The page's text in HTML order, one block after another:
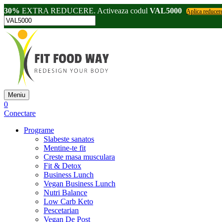
30% EXTRA REDUCERE. Activeaza codul VAL5000 Aplica
Meniu
0
Conectare
Programe
Slabeste sanatos
Mentine-te fit
Creste masa musculara
Fit & Detox
Business Lunch
Vegan Business Lunch
Nutri Balance
Low Carb Keto
Pescetarian
Vegan De Post